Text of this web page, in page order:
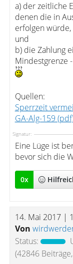
a) der zeitliche
denen die in
erfolgen
und
b) die Zahlung
Mindestgrenze
Quellen:
Sperrzeit
GA-Alg-159
Signatur:
Eine Lüge ist
bevor sich die
0x
14. Mai 2017 |
Von
Status:
(42846